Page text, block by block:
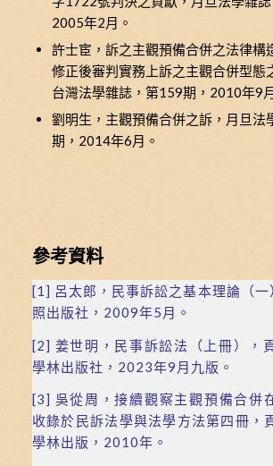
2005年2月。
許士宦，訴之主觀預備合併之法律構
修正後審判實務上訴之主觀合併型態
台灣法學雜誌，第159期，2010年9
劉明生，主觀預備合併之訴，月旦法
期，2014年6月。
參考資料
[1] 呂太郎，民事訴訟之基本理論（
照出版社，2009年5月。
[2] 姜世明，民事訴訟法（上冊），
學林出版社，2023年9月九版。
[3] 吳從周，接續觀察主觀預備合併
收錄於民訴法學與法學方法第四冊
學林出版，2010年。